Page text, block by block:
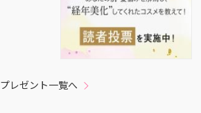
プレゼント一覧へ